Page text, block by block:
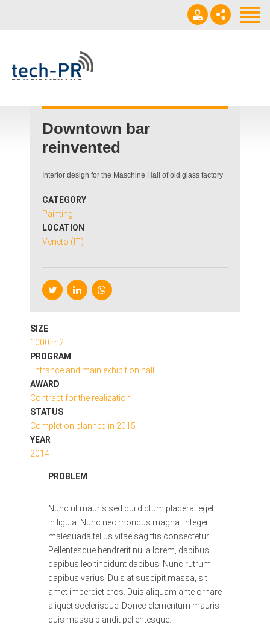
Veröffentlichungen
Downtown bar
reinvented
Interior design for the Maschine Hall of old glass factory
CATEGORY
Painting
LOCATION
Veneto (IT)
SIZE
1000 m2
PROGRAM
Entrance and main exhibition hall
AWARD
Contract for the realization
STATUS
Completion planned in 2015
YEAR
2014
PROBLEM
Nunc ut mauris sed dui dictum placerat eget
in ligula. Nunc nec rhoncus magna. Integer
malesuada tellus vitae sagittis consectetur.
Pellentesque hendrerit nulla lorem, dapibus
dapibus leo tincidunt dapibus. Nunc rutrum
dapibus varius. Duis at suscipit massa, sit
amet imperdiet eros. Duis aliquam ante ornare
aliquet scelerisque. Donec elementum mauris
quis massa blandit pellentesque.